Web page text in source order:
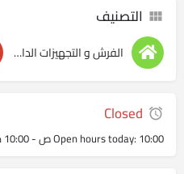
التصنيف
الفرش و التجهيزات الداخليه
Closed
Open hours today: 10:00 ص - 10:00 م